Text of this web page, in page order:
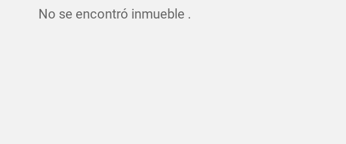
No se encontró inmueble .